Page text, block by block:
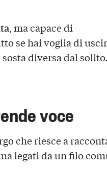
, ma capace di
se hai voglia di
diversa dal solito.
voce
che riesce a
legati da un filo